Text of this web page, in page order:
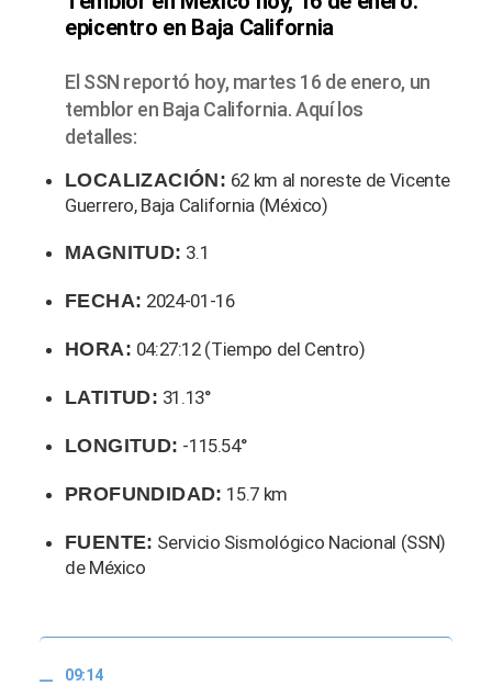
epicentro en Baja California
El SSN reportó hoy, martes 16 de enero, un
temblor en Baja California. Aquí los
detalles:
LOCALIZACIÓN: 62 km al noreste de Vicente
Guerrero, Baja California (México)
MAGNITUD: 3.1
FECHA: 2024-01-16
HORA: 04:27:12 (Tiempo del Centro)
LATITUD: 31.13°
LONGITUD: -115.54°
PROFUNDIDAD: 15.7 km
FUENTE: Servicio Sismológico Nacional (SSN)
de México
09:14